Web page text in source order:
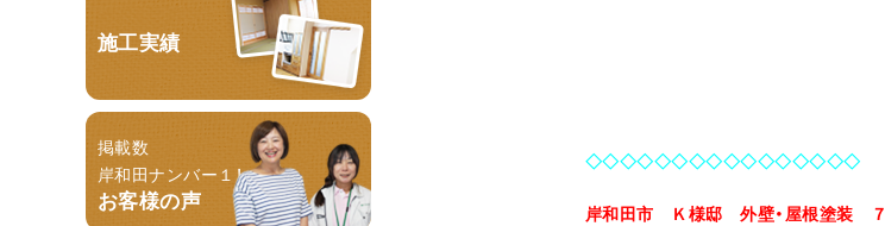
施工実績
掲載数
岸和田ナンバー１！
お客様の声
◇◇◇◇◇◇◇◇◇◇◇◇◇◇◇◇
岸和田市 Ｋ様邸 外壁・屋根塗装